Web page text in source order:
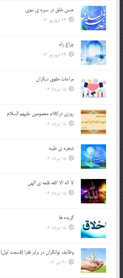
حسن خلق در سيره ي نبوي
24 شهریور 03
چراغ راه
24 شهریور 03
مراعات حقوق ديگران
15 مرداد 03
روزي دركلام معصومين عليهم السلام
15 مرداد 03
شجره ي طيبه
15 مرداد 03
لا اله الا الله، قلعه ي الهي
15 مرداد 03
گزيده ها
15 مرداد 03
وظایف توانگران در برابر فقرا (قسمت اول)
30 تیر 03